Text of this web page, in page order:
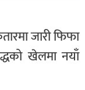
जारी फिफा
खेलमा नयाँ